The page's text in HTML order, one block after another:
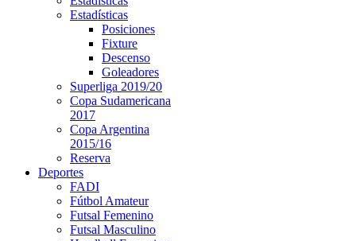
Estadísticas
Posiciones
Fixture
Descenso
Goleadores
Superliga 2019/20
Copa Sudamericana
2017
Copa Argentina
2015/16
Reserva
Deportes
FADI
Fútbol Amateur
Futsal Femenino
Futsal Masculino